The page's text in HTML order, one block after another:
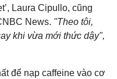
Laura Cipullo, cũng
News. "Theo tôi,
khi vừa mới thức dậy",
để nạp caffeine vào cơ